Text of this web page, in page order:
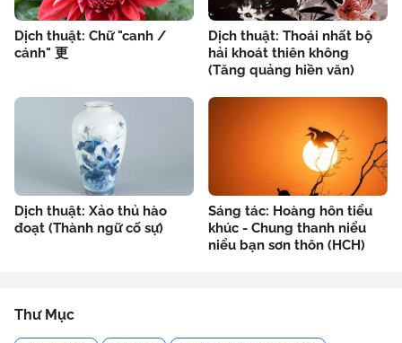
Dịch thuật: Chữ "canh /
cánh" 更
Dịch thuật: Thoái nhất bộ
hải khoát thiên không
(Tăng quảng hiền văn)
Dịch thuật: Xảo thủ hào
đoạt (Thành ngữ cố sự)
Sáng tác: Hoàng hôn tiểu
khúc - Chung thanh niểu
niểu bạn sơn thôn (HCH)
Thư Mục